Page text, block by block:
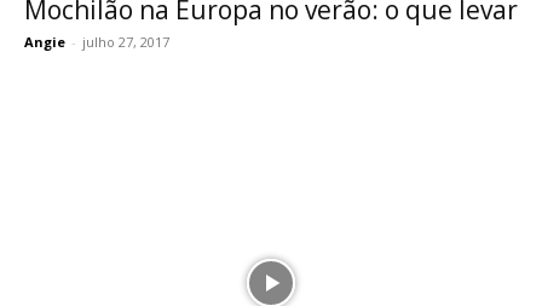
Mochilão na Europa no verão: o que levar
Angie - julho 27, 2017